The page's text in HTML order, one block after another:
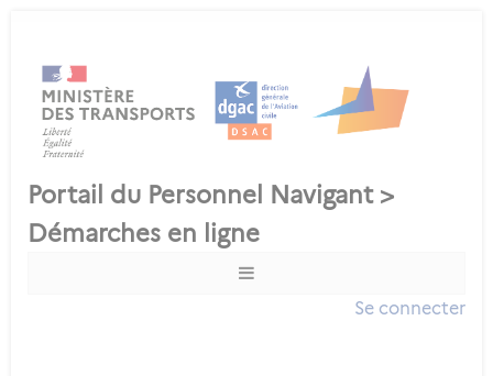
Se connecter